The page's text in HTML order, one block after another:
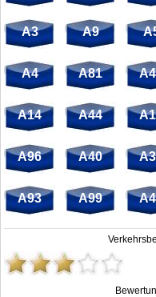
A3 A9
A4 A81
A14 A44
A96 A40
A93 A99